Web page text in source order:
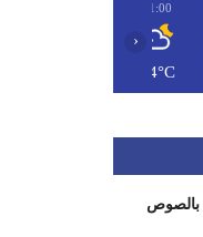
01:00
34°C
‹
بالصوص